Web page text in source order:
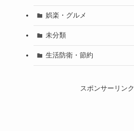
娯楽・グルメ
未分類
生活防衛・節約
スポンサーリンク